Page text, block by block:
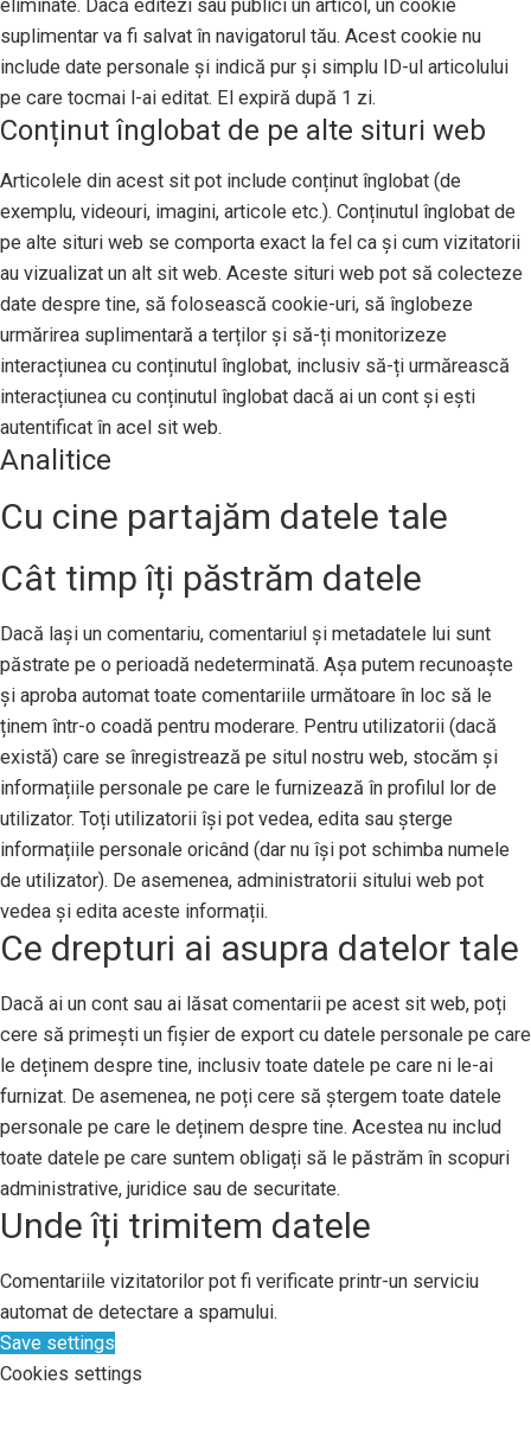
eliminate. Dacă editezi sau publici un articol, un cookie
suplimentar va fi salvat în navigatorul tău. Acest cookie nu
include date personale și indică pur și simplu ID-ul articolului
pe care tocmai l-ai editat. El expiră după 1 zi.
Conținut înglobat de pe alte situri web
Articolele din acest sit pot include conținut înglobat (de
exemplu, videouri, imagini, articole etc.). Conținutul înglobat de
pe alte situri web se comporta exact la fel ca și cum vizitatorii
au vizualizat un alt sit web. Aceste situri web pot să colecteze
date despre tine, să folosească cookie-uri, să înglobeze
urmărirea suplimentară a terților și să-ți monitorizeze
interacțiunea cu conținutul înglobat, inclusiv să-ți urmărească
interacțiunea cu conținutul înglobat dacă ai un cont și ești
autentificat în acel sit web.
Analitice
Cu cine partajăm datele tale
Cât timp îți păstrăm datele
Dacă lași un comentariu, comentariul și metadatele lui sunt
păstrate pe o perioadă nedeterminată. Așa putem recunoaște
și aproba automat toate comentariile următoare în loc să le
ținem într-o coadă pentru moderare. Pentru utilizatorii (dacă
există) care se înregistrează pe situl nostru web, stocăm și
informațiile personale pe care le furnizează în profilul lor de
utilizator. Toți utilizatorii își pot vedea, edita sau șterge
informațiile personale oricând (dar nu își pot schimba numele
de utilizator). De asemenea, administratorii sitului web pot
vedea și edita aceste informații.
Ce drepturi ai asupra datelor tale
Dacă ai un cont sau ai lăsat comentarii pe acest sit web, poți
cere să primești un fișier de export cu datele personale pe care
le deținem despre tine, inclusiv toate datele pe care ni le-ai
furnizat. De asemenea, ne poți cere să ștergem toate datele
personale pe care le deținem despre tine. Acestea nu includ
toate datele pe care suntem obligați să le păstrăm în scopuri
administrative, juridice sau de securitate.
Unde îți trimitem datele
Comentariile vizitatorilor pot fi verificate printr-un serviciu
automat de detectare a spamului.
Save settings
Cookies settings